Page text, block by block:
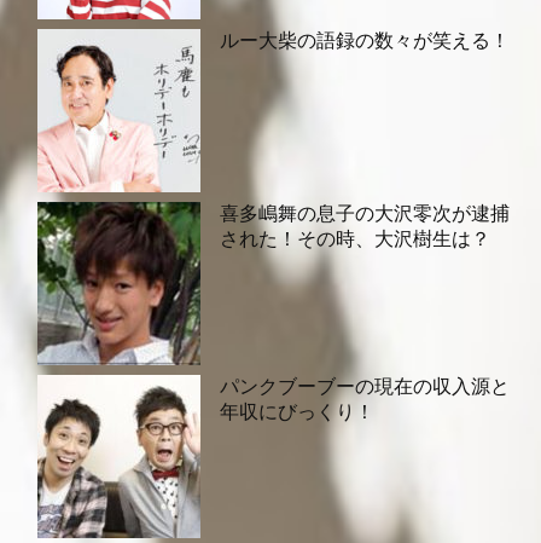
ルー大柴の語録の数々が笑える！
喜多嶋舞の息子の大沢零次が逮捕
された！その時、大沢樹生は？
パンクブーブーの現在の収入源と
年収にびっくり！